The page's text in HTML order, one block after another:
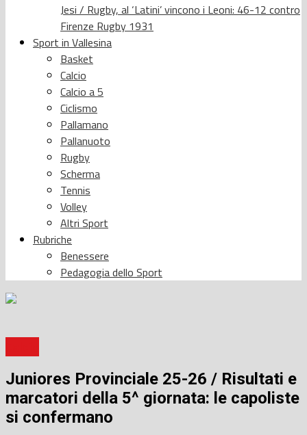
Jesi / Rugby, al ‘Latini’ vincono i Leoni: 46-12 contro
Firenze Rugby 1931
Sport in Vallesina
Basket
Calcio
Calcio a 5
Ciclismo
Pallamano
Pallanuoto
Rugby
Scherma
Tennis
Volley
Altri Sport
Rubriche
Benessere
Pedagogia dello Sport
Juniores Provinciale 25-26 / Risultati e
marcatori della 5^ giornata: le capoliste
si confermano